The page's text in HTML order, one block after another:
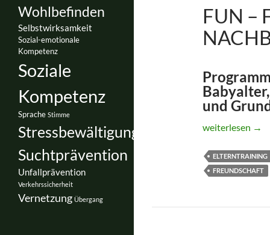
FUN –
und
FuN – Familie
weiterlesen →
ELTERNTRAINING
FREUNDSCHAFT
Wohlbefinden
Selbstwirksamkeit
Sozial-emotionale
Kompetenz
Soziale
Kompetenz
Sprache Stimme
Stressbewältigung
Suchtprävention
Unfallprävention
Verkehrssicherheit
Vernetzung Übergang